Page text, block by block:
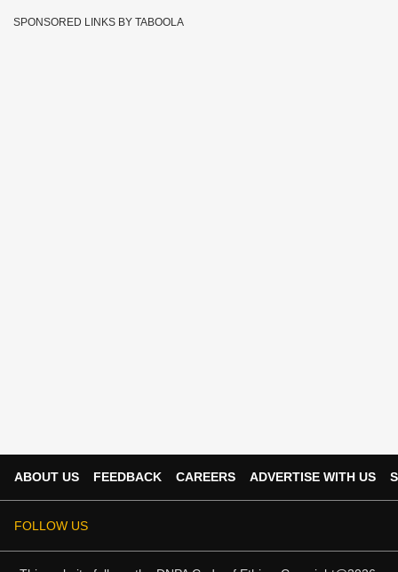
SPONSORED LINKS BY TABOOLA
ABOUT US FEEDBACK CAREERS ADVERTISE WITH US
FOLLOW US